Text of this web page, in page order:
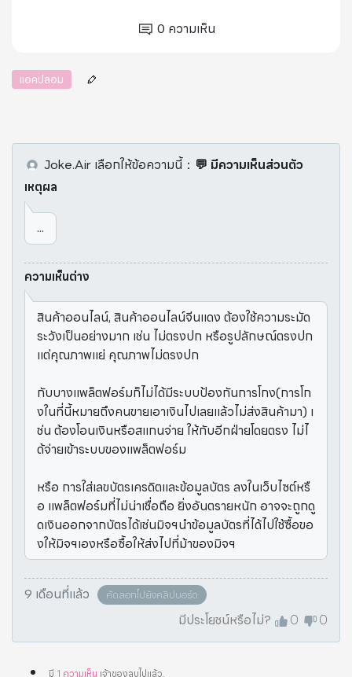
0 ความเห็น
แอคปลอม
Joke.Air เลือกให้ข้อความนี้： 💬 มีความเห็นส่วนตัว
เหตุผล
...
ความเห็นต่าง
สินค้าออนไลน์, สินค้าออนไลน์จีนแดง ต้องใช้ความระมัด
ระวังเป็นอย่างมาก เช่น ไม่ตรงปก หรือรูปลักษณ์ตรงปก
แต่คุณภาพแย่ คุณภาพไม่ตรงปก
กับบางแพล็ตฟอร์มก็ไม่ได้มีระบบป้องกันการโกง(การโก
งในที่นี้หมายถึงคนขายเอาเงินไปเลยแล้วไม่ส่งสินค้ามา) เ
ช่น ต้องโอนเงินหรือสแกนจ่าย ให้กับอีกฝ่ายโดยตรง ไม่ไ
ด้จ่ายเข้าระบบของแพล็ตฟอร์ม
หรือ การใส่เลขบัตรเครดิตและข้อมูลบัตร ลงในเว็บไซต์หรื
อ แพล็ตฟอร์มที่ไม่น่าเชื่อถือ ยิ่งอันตรายหนัก อาจจะถูกดู
ดเงินออกจากบัตรได้เช่นมิจฯนำข้อมูลบัตรที่ได้ไปใช้ซื้อขอ
งให้มิจฯเองหรือซื้อให้ส่งไปที่ม้าของมิจฯ
9 เดือนที่แล้ว คัดลอกไปยังคลิปบอร์ด
มีประโยชน์หรือไม่? 0 0
มี 1 ความเห็น เจ้าของลบไปแล้ว.